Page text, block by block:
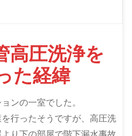
高圧洗浄を
た経緯
ンの一室でした。
行ったそうですが、高圧洗